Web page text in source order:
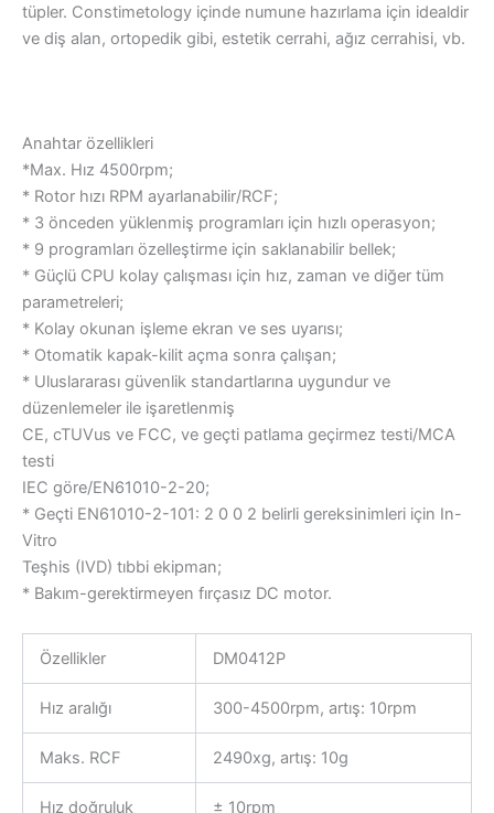
tüpler. Constimetology içinde numune hazırlama için idealdir
ve diş alan, ortopedik gibi, estetik cerrahi, ağız cerrahisi, vb.
Anahtar özellikleri
*Max. Hız 4500rpm;
* Rotor hızı RPM ayarlanabilir/RCF;
* 3 önceden yüklenmiş programları için hızlı operasyon;
* 9 programları özelleştirme için saklanabilir bellek;
* Güçlü CPU kolay çalışması için hız, zaman ve diğer tüm
parametreleri;
* Kolay okunan işleme ekran ve ses uyarısı;
* Otomatik kapak-kilit açma sonra çalışan;
* Uluslararası güvenlik standartlarına uygundur ve
düzenlemeler ile işaretlenmiş
CE, cTUVus ve FCC, ve geçti patlama geçirmez testi/MCA
testi
IEC göre/EN61010-2-20;
* Geçti EN61010-2-101: 2 0 0 2 belirli gereksinimleri için In-
Vitro
Teşhis (IVD) tıbbi ekipman;
* Bakım-gerektirmeyen fırçasız DC motor.
Özellikler DM0412P
Hız aralığı 300-4500rpm, artış: 10rpm
Maks. RCF 2490xg, artış: 10g
Hız doğruluk ± 10rpm